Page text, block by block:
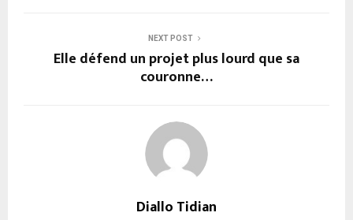
NEXT POST
Elle défend un projet plus lourd que sa
couronne…
Diallo Tidian